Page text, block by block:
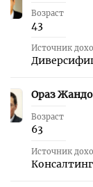
Возраст
43
Источник
43 Ораз
Возраст
63
Источник